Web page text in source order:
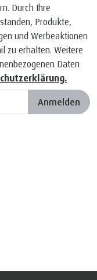
Durch Ihre
Produkte,
und Werbeaktionen
zu erhalten. Weitere
Daten
Anmelden